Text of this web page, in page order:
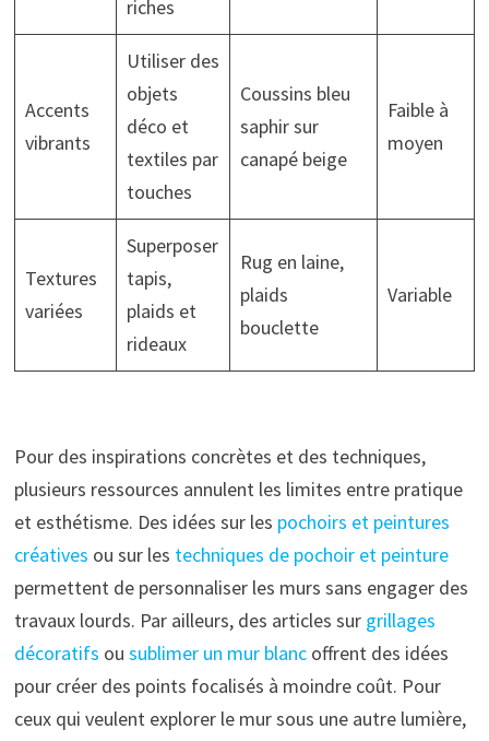
riches
Accents
vibrants
Utiliser des
objets
déco et
textiles par
touches
Coussins bleu
saphir sur
canapé beige
Faible à
moyen
Textures
variées
Superposer
tapis,
plaids et
rideaux
Rug en laine,
plaids
bouclette
Variable
Pour des inspirations concrètes et des techniques,
plusieurs ressources annulent les limites entre pratique
et esthétisme. Des idées sur les pochoirs et peintures
créatives ou sur les techniques de pochoir et peinture
permettent de personnaliser les murs sans engager des
travaux lourds. Par ailleurs, des articles sur grillages
décoratifs ou sublimer un mur blancoffrent des idées
pour créer des points focalisés à moindre coût. Pour
ceux qui veulent explorer le mur sous une autre lumière,